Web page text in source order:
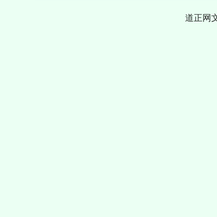
道正网